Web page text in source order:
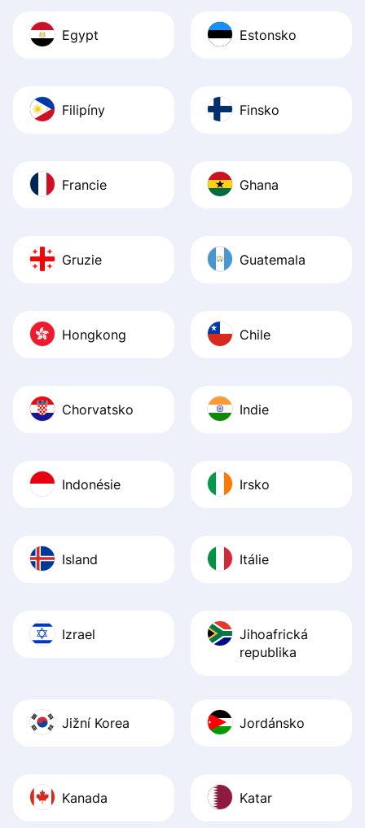
Egypt Estonsko
Filipíny Finsko
Francie Ghana
Gruzie Guatemala
Hongkong Chile
Chorvatsko Indie
Indonésie Irsko
Island Itálie
Izrael
Jihoafrická
republika
Jižní Korea Jordánsko
Kanada Katar